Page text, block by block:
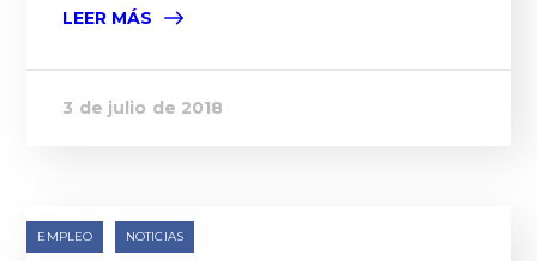
LEER MÁS
3 de julio de 2018
EMPLEO NOTICIAS